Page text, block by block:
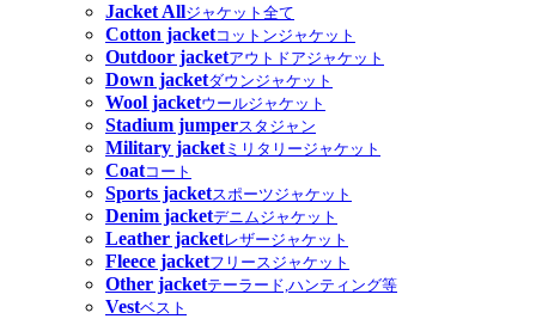
Jacket Allジャケット全て
Cotton jacketコットンジャケット
Outdoor jacketアウトドアジャケット
Down jacketダウンジャケット
Wool jacketウールジャケット
Stadium jumperスタジャン
Military jacketミリタリージャケット
Coatコート
Sports jacketスポーツジャケット
Denim jacketデニムジャケット
Leather jacketレザージャケット
Fleece jacketフリースジャケット
Other jacketテーラード,ハンティング等
Vestベスト